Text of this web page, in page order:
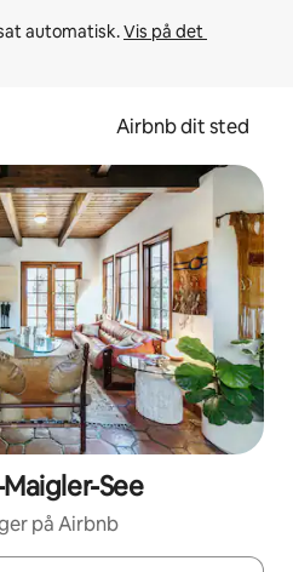
automatisk. Vis på det
Airbnb dit sted
See
på Airbnb